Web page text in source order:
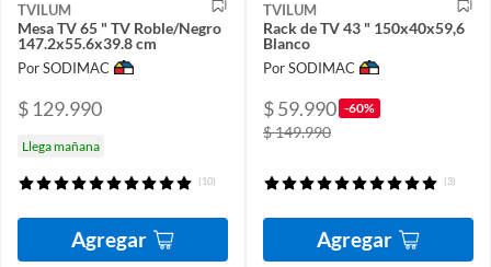
TVILUM
Mesa TV 65 " TV Roble/Negro
147.2x55.6x39.8 cm
Por SODIMAC
$ 129.990
Llega mañana
(10)
Agregar
TVILUM
Rack de TV 43 " 150x40x59,6
Blanco
Por SODIMAC
$ 59.990 -60%
$ 149.990
(3)
Agregar